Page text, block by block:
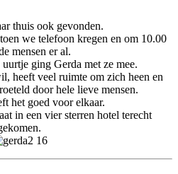
thuis ook gevonden.
we telefoon kregen en om 10.00
mensen er al.
ging Gerda met ze mee.
heeft veel ruimte om zich heen en
door hele lieve mensen.
het goed voor elkaar.
in een vier sterren hotel terecht